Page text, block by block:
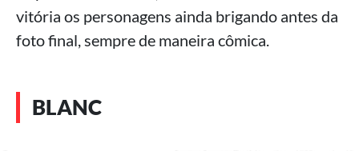
vitória os personagens ainda brigando antes da
foto final, sempre de maneira cômica.
BLANC